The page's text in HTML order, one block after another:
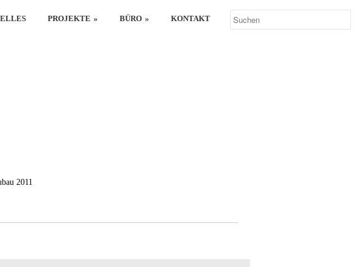
PROJEKTE » BÜRO » KONTAKT
2011